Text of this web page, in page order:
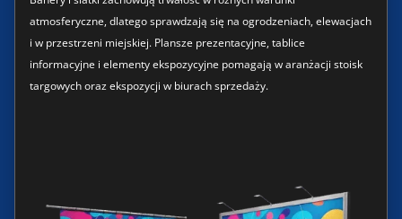
atmosferyczne, dlatego sprawdzają się na ogrodzeniach, elewacjach
i w przestrzeni miejskiej. Plansze prezentacyjne, tablice
informacyjne i elementy ekspozycyjne pomagają w aranżacji stoisk
targowych oraz ekspozycji w biurach sprzedaży.